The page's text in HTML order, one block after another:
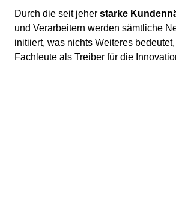
Durch die seit jeher starke
und Verarbeitern werden sämtliche
initiiert, was nichts Weiteres
Fachleute als Treiber für die